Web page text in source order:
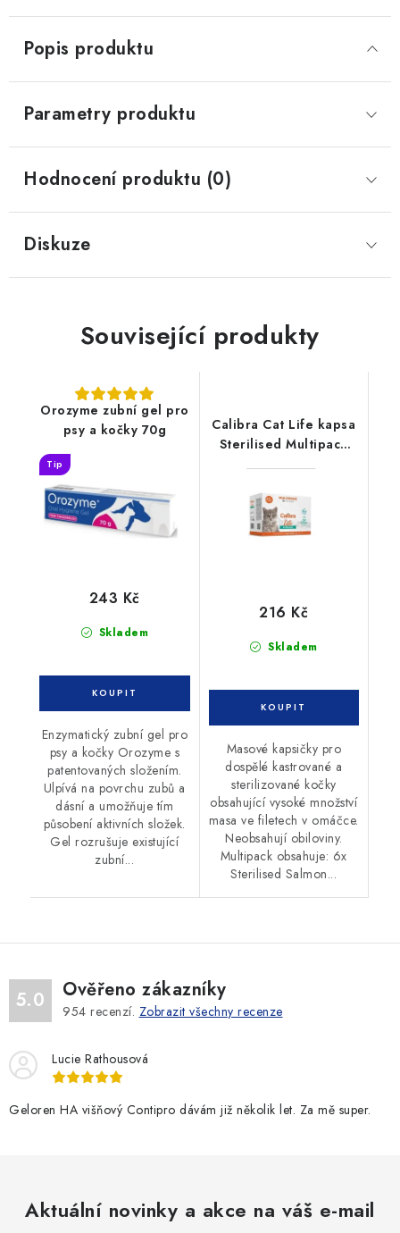
Popis produktu
Parametry produktu
Hodnocení produktu (0)
Diskuze
Související produkty
Orozyme zubní gel pro
psy a kočky 70g
Tip
Skladem
243 Kč
Enzymatický zubní gel pro
psy a kočky Orozyme s
patentovaných složením.
Ulpívá na povrchu zubů a
dásní a umožňuje tím
působení aktivních složek.
Gel rozrušuje existující
zubní...
Calibra Cat Life kapsa
Sterilised Multipack
12x85g
Skladem
216 Kč
Masové kapsičky pro
dospělé kastrované a
sterilizované kočky
obsahující vysoké množství
masa ve filetech v omáčce.
Neobsahují obiloviny.
Multipack obsahuje: 6x
Sterilised Salmon...
5.0 Ověřeno zákazníky
954 recenzí. Zobrazit všechny recenze
Lucie Rathousová
Geloren HA višňový Contipro dávám již několik let. Za mě super.
Aktuální novinky a akce na váš e-mail